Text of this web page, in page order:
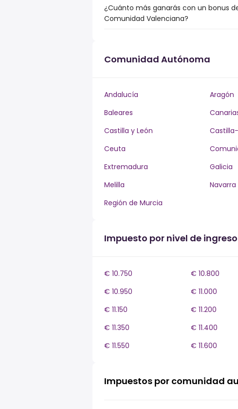
¿Cuánto más ganarás con un bonus
Comunidad Valenciana?
Comunidad Autónoma
Andalucía Aragón
Baleares
Castilla y León
Ceuta
Extremadura
Galicia
Melilla
Navarra
Región de Murcia
Impuesto por nivel de
€ 10.750 € 10.800
€ 10.950
€ 11.000
€ 11.150
€ 11.200
€ 11.350
€ 11.400
€ 11.550
€ 11.600
Impuestos por comunidad